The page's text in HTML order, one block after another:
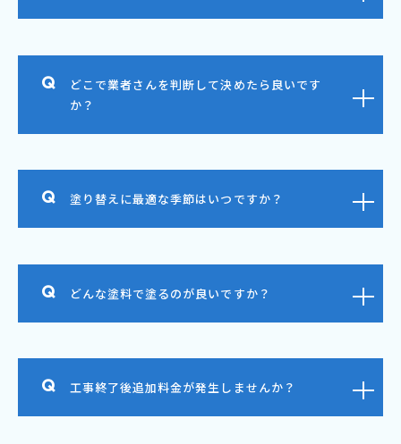
どこで業者さんを判断して決めたら良いです
か？
塗り替えに最適な季節はいつですか？
どんな塗料で塗るのが良いですか？
工事終了後追加料金が発生しませんか？